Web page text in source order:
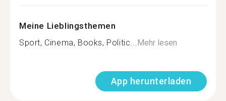
Meine Lieblingsthemen
Sport, Cinema, Books, Politic...Mehr lesen
App herunterladen